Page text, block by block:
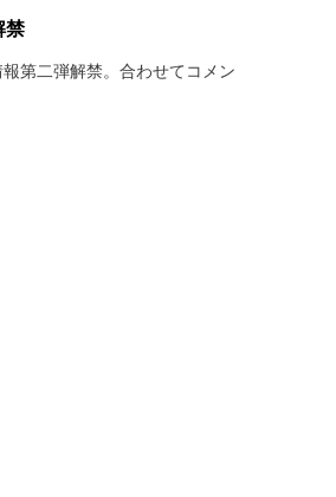
禁
第二弾解禁。合わせてコメン